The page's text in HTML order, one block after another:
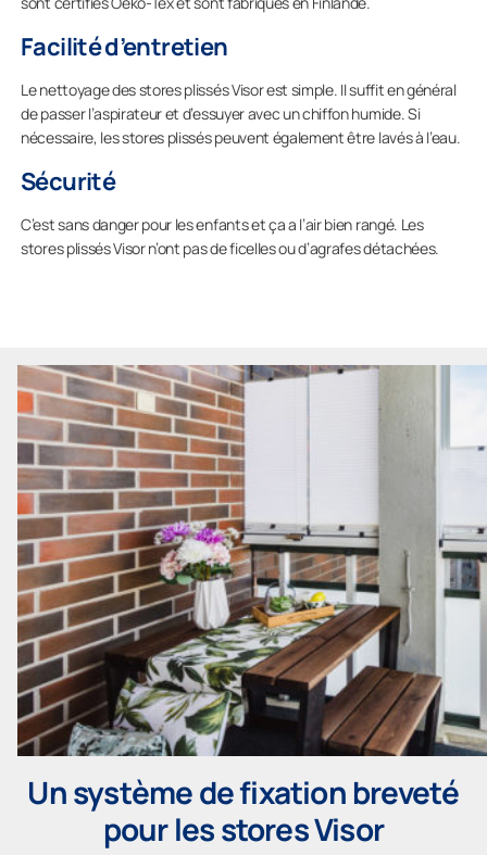
Facilité d’entretien
Le nettoyage des stores plissés Visor est simple. Il suffit en général
de passer l’aspirateur et d’essuyer avec un chiffon humide. Si
nécessaire, les stores plissés peuvent également être lavés à l’eau.
Sécurité
C’est sans danger pour les enfants et ça a l’air bien rangé. Les
stores plissés Visor n’ont pas de ficelles ou d’agrafes détachées.
Un système de fixation breveté
pour les stores Visor